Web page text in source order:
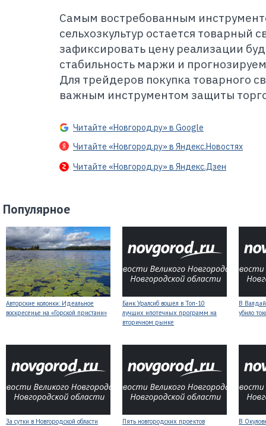
Самым востребованным
сельхозкультур остается товарный
зафиксировать цену реализации
стабильность маржи и
Для трейдеров покупка товарного
важным инструментом защиты
Читайте «Новгород.ру» в Google
Читайте «Новгород.ру» в Яндекс.Новостях
Читайте «Новгород.ру» в Яндекс.Дзен
Популярное
Авторские колонки: Идеальное
воскресенье на «Горской пристани»
Банк Уралсиб вошел в Топ-10
лучших ипотечных программ на
вторичном рынке
В
убило
За сутки в Новгородской области
Пять новгородских проектов
В